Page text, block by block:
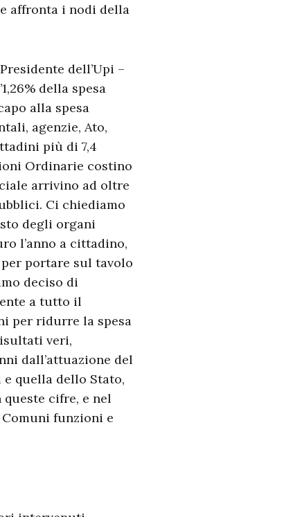
affronta i nodi della
dell’Upi –
della spesa
alla spesa
agenzie, Ato,
più di 7,4
Ordinarie costino
arrivino ad oltre
Ci chiediamo
degli organi
l’anno a cittadino,
portare sul tavolo
deciso di
a tutto il
per ridurre la spesa
veri,
dall’attuazione del
quella dello Stato,
cifre, e nel
funzioni e